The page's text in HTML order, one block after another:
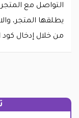
التواصل مع
يطلقها المتجر،
من خلال إدخال